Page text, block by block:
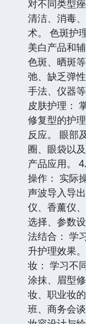
对不同类型
清洁、消毒
术。 色斑护
美白产品和
色斑、晒斑
弛、缺乏弹
手法、仪器
皮肤护理：
修复型的护
反应。 眼部
圈、眼袋以
产品应用。
操作： 实际
声波导入导
仪、香薰仪
选择、参数
法结合： 学
升护理效果
妆： 学习不
涂抹、眉型
妆、职业妆
班、商务会